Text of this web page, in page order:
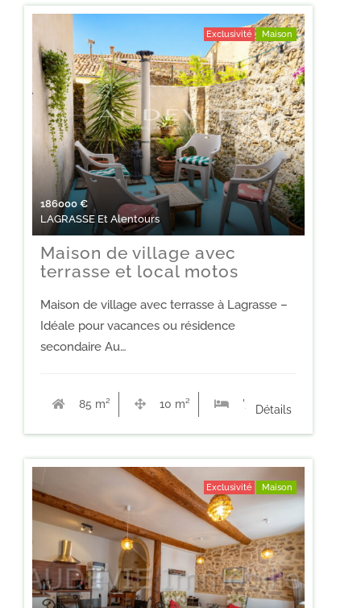
186000 €
LAGRASSE Et Alentours
Exclusivité Maison
Maison de village avec
terrasse et local motos
Maison de village avec terrasse à Lagrasse –
Idéale pour vacances ou résidence
secondaire Au…
85 m² 10 m² '3 Détails
Exclusivité Maison